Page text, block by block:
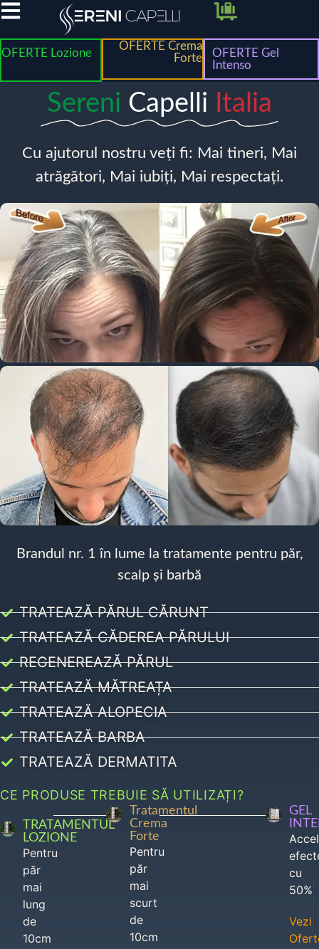
OFERTE Lozione
OFERTE Crema
Forte
OFERTE Gel
Intenso
Sereni Capelli Italia
Cu ajutorul nostru veți fi: Mai tineri, Mai
atrăgători, Mai iubiți, Mai respectați.
Brandul nr. 1 în lume la tratamente pentru păr,
scalp și barbă
TRATEAZĂ PĂRUL CĂRUNT
TRATEAZĂ CĂDEREA PĂRULUI
REGENEREAZĂ PĂRUL
TRATEAZĂ MĂTREAȚA
TRATEAZĂ ALOPECIA
TRATEAZĂ BARBA
TRATEAZĂ DERMATITA
CE PRODUSE TREBUIE SĂ UTILIZAȚI?
TRATAMENTUL
LOZIONE
Pentru
păr
mai
lung
de
10cm
Tratamentul
Crema
Forte
Pentru
păr
mai
scurt
de
10cm
GEL
cu
50%
Vezi